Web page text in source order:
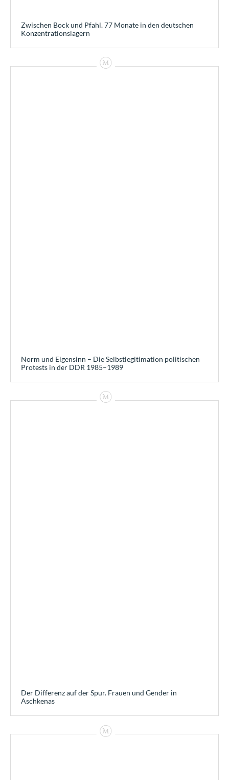
Zwischen Bock und Pfahl. 77 Monate in den deutschen
Konzentrationslagern
Norm und Eigensinn – Die Selbstlegitimation politischen
Protests in der DDR 1985–1989
Der Differenz auf der Spur. Frauen und Gender in
Aschkenas